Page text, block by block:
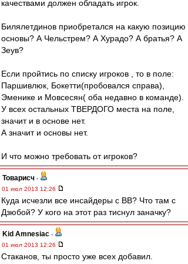
качествами должен обладать игрок.
Билялетдинов приобретался на какую позицию
основы? А Чельстрем? А Хурадо? А братья? А
Зеув?
Если пройтись по списку игроков , то в поле:
Паршивлюк, Бокетти(пробовался справа),
Эменике и Мовсесян( оба недавно в команде).
У всех остальных ТВЕРДОГО места на поле,
значит и в основе нет.
А значит и основы нет.
И что можно требовать от игроков?
Товарисч -
01 июл 2013 12:26
Куда исчезли все инсайдеры с ВВ? Что там с
Дзюбой? У кого на этот раз тиснул заначку?
Kid Amnesiac -
01 июл 2013 12:26
Стаканов, ты просто уже всех добавил.